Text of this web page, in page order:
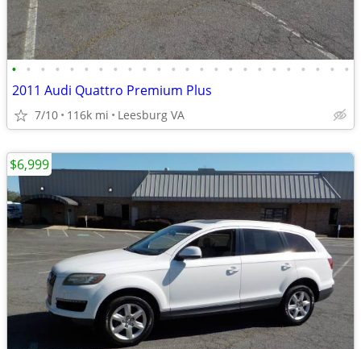
• • • • • • • • • • • • • • • • • • • • • • • •
2011 Audi Quattro Premium Plus
7/10 116k mi Leesburg VA
$6,999